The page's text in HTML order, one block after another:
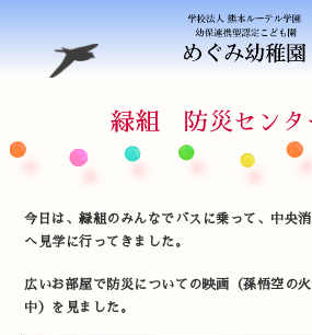
緑組 防災センタ
今日は、緑組のみんなでバスに乗って、中央
へ見学に行ってきました。
広いお部屋で防災についての映画（孫悟空の
中）を見ました。